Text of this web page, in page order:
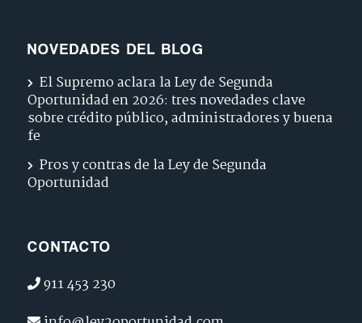
NOVEDADES DEL BLOG
El Supremo aclara la Ley de Segunda
Oportunidad en 2026: tres novedades clave
sobre crédito público, administradores y buena
fe
Pros y contras de la Ley de Segunda
Oportunidad
CONTACTO
911 453 230